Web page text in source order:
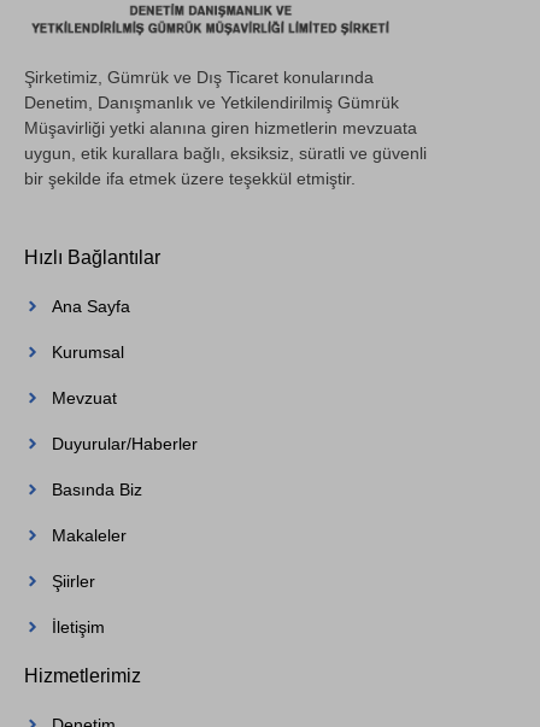
Şirketimiz, Gümrük ve Dış Ticaret konularında
Denetim, Danışmanlık ve Yetkilendirilmiş Gümrük
Müşavirliği yetki alanına giren hizmetlerin mevzuata
uygun, etik kurallara bağlı, eksiksiz, süratli ve güvenli
bir şekilde ifa etmek üzere teşekkül etmiştir.
Hızlı Bağlantılar
Ana Sayfa
Kurumsal
Mevzuat
Duyurular/Haberler
Basında Biz
Makaleler
Şiirler
İletişim
Hizmetlerimiz